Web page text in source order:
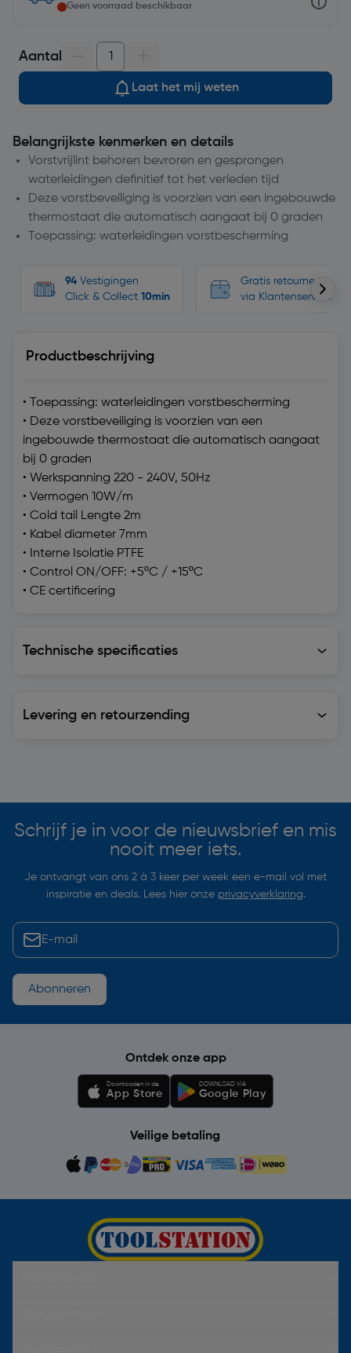
Geen voorraad beschikbaar
Aantal
Laat het mij weten
Belangrijkste kenmerken en details
Vorstvrijlint behoren bevroren en gesprongen
waterleidingen definitief tot het verleden tijd
Deze vorstbeveiliging is voorzien van een ingebouwde
thermostaat die automatisch aangaat bij 0 graden
Toepassing: waterleidingen vorstbescherming
94 Vestigingen
Click & Collect 10min
Gratis retourneren,
via Klantenservice
Productbeschrijving
• Toepassing: waterleidingen vorstbescherming
• Deze vorstbeveiliging is voorzien van een
ingebouwde thermostaat die automatisch aangaat
bij 0 graden
• Werkspanning 220 - 240V, 50Hz
• Vermogen 10W/m
• Cold tail Lengte 2m
• Kabel diameter 7mm
• Interne Isolatie PTFE
• Control ON/OFF: +5ºC / +15ºC
• CE certificering
Technische specificaties
Levering en retourzending
Schrijf je in voor de nieuwsbrief en mis
nooit meer iets.
Je ontvangt van ons 2 à 3 keer per week een e-mail vol met
inspiratie en deals. Lees hier onze privacyverklaring.
Abonneren
Ontdek onze app
Downloaden in de
App Store
DOWNLOAD VIA
Google Play
Veilige betaling